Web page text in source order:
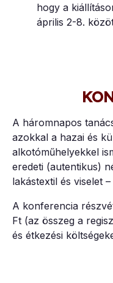
hogy a
április 2-8.
A háromnapos
azokkal a hazai és
alkotóműhelyekkel
eredeti (autentikus)
lakástextil és viselet
A konferencia
Ft (az összeg a
és étkezési